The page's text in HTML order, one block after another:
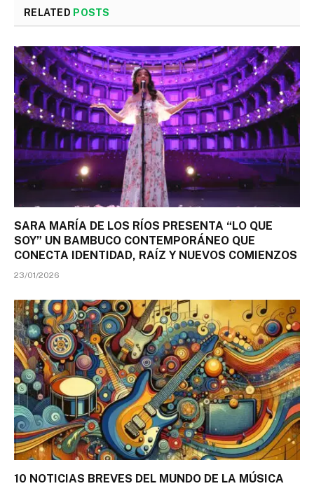
RELATED POSTS
SARA MARÍA DE LOS RÍOS PRESENTA “LO QUE
SOY” UN BAMBUCO CONTEMPORÁNEO QUE
CONECTA IDENTIDAD, RAÍZ Y NUEVOS COMIENZOS
23/01/2026
10 NOTICIAS BREVES DEL MUNDO DE LA MÚSICA